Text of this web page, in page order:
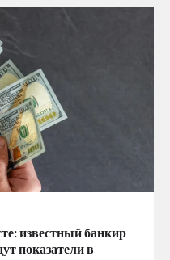
известный банкир
показатели в